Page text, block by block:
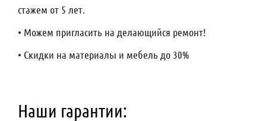
стажем от 5 лет.
• Можем пригласить на делающийся ремонт!
• Скидки на материалы и мебель до 30%
Наши гарантии: